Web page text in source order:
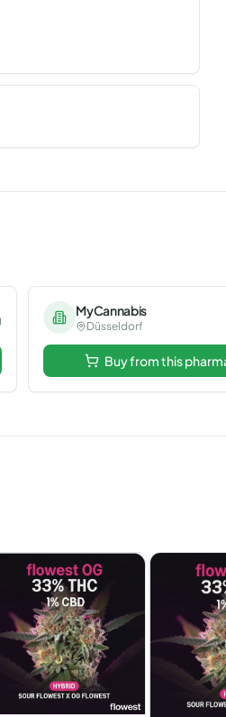
MyCannabis
Düsseldorf
Buy from this